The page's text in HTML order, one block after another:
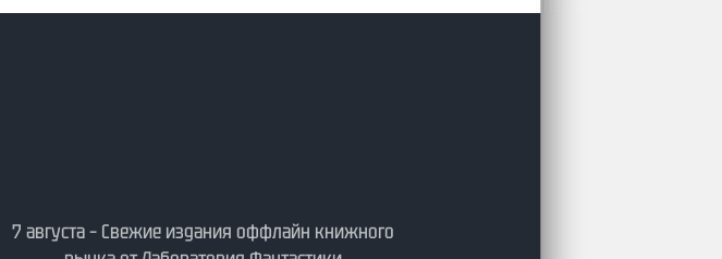
7 августа – Свежие издания оффлайн книжного